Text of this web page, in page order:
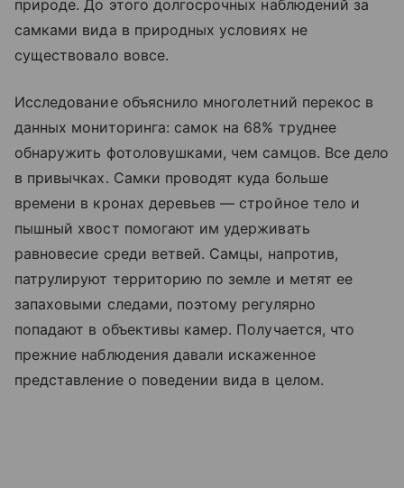
природе. До этого долгосрочных наблюдений за
самками вида в природных условиях не
существовало вовсе.
Исследование объяснило многолетний перекос в
данных мониторинга: самок на 68% труднее
обнаружить фотоловушками, чем самцов. Все дело
в привычках. Самки проводят куда больше
времени в кронах деревьев — стройное тело и
пышный хвост помогают им удерживать
равновесие среди ветвей. Самцы, напротив,
патрулируют территорию по земле и метят ее
запаховыми следами, поэтому регулярно
попадают в объективы камер. Получается, что
прежние наблюдения давали искаженное
представление о поведении вида в целом.